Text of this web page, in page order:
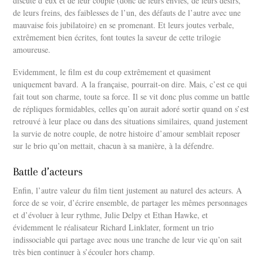
de leurs freins, des faiblesses de l’un, des défauts de l’autre avec une
mauvaise fois jubilatoire) en se promenant. Et leurs joutes verbale,
extrêmement bien écrites, font toutes la saveur de cette trilogie
amoureuse.
Evidemment, le film est du coup extrêmement et quasiment
uniquement bavard. A la française, pourrait-on dire. Mais, c’est ce qui
fait tout son charme, toute sa force. Il se vit donc plus comme un battle
de répliques formidables, celles qu’on aurait adoré sortir quand on s’est
retrouvé à leur place ou dans des situations similaires, quand justement
la survie de notre couple, de notre histoire d’amour semblait reposer
sur le brio qu’on mettait, chacun à sa manière, à la défendre.
Battle d’acteurs
Enfin, l’autre valeur du film tient justement au naturel des acteurs. A
force de se voir, d’écrire ensemble, de partager les mêmes personnages
et d’évoluer à leur rythme, Julie Delpy et Ethan Hawke, et
évidemment le réalisateur Richard Linklater, forment un trio
indissociable qui partage avec nous une tranche de leur vie qu’on sait
très bien continuer à s’écouler hors champ.